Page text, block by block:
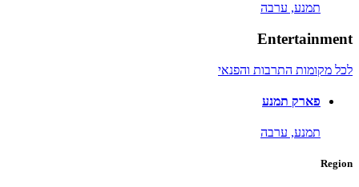
תמנע, ערבה
Entertainment
לכל מקומות התרבות והפנאי
פארק תמנע
תמנע, ערבה
Region